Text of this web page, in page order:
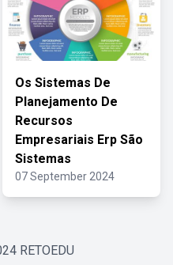
Os Sistemas De
Planejamento De
Recursos
Empresariais Erp São
Sistemas
07 September 2024
RETOEDU